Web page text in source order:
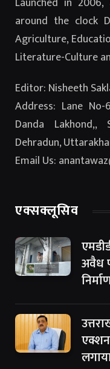
around the clock
Agriculture,
Literature-Culture
Editor: Nisheeth
Address: Lane No-
Danda Lakhond,,
Dehradun,
Email Us:
एक्सक्लूसिव
अवैध